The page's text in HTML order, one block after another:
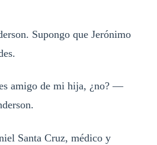
Supongo que Jerónimo
amigo de mi hija, ¿no? —
Santa Cruz, médico y